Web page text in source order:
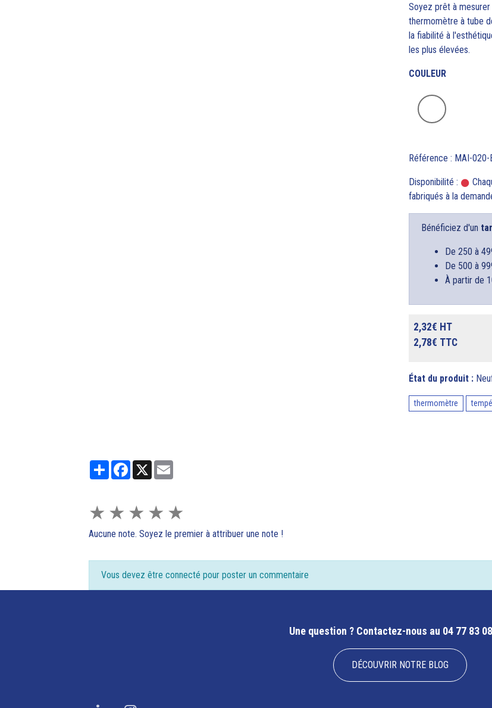
Soyez prêt à
thermomètre à tube
la fiabilité à
les plus élevées.
COULEUR
Référence : MAI-020-
Disponibilité :
fabriqués à la
Bénéficiez d'un
De 250 à
De 500 à
À partir de
2,32€ HT
2,78€ TTC
État du produit :
thermomètre
PartagerFacebook
X
★ ★ ★ ★ ★
Aucune note. Soyez le premier à attribuer une note !
Vous devez être connecté pour poster un commentaire
Une question ? Contactez-nous au 04 77 83
DÉCOUVRIR NOTRE BLOG